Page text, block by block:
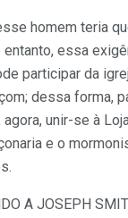
homem teria
entanto, essa
participar da
dessa forma,
unir-se à
e o
A JOSEPH